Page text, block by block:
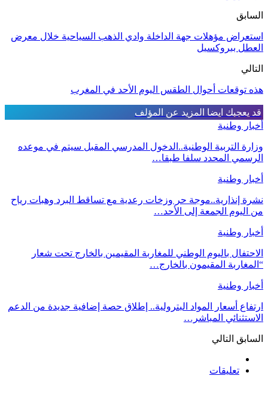
السابق
استعراض مؤهلات جهة الداخلة وادي الذهب السياحية خلال معرض
العطل ببروكسيل
التالي
هذه توقعات أحوال الطقس اليوم الأحد في المغرب
قد يعجبك ايضا المزيد عن المؤلف
أخبار وطنية
وزارة التربية الوطنية..الدخول المدرسي المقبل سیتم في موعده
الرسمي المحدد سلفا طبقا…
أخبار وطنية
نشرة إنذارية..موجة حر وزخات رعدية مع تساقط البرد وهبات رياح
من اليوم الجمعة إلى الأحد…
أخبار وطنية
الاحتفال باليوم الوطني للمغاربة المقيمين بالخارج تحت شعار
“المغاربة المقيمون بالخارج…
أخبار وطنية
ارتفاع أسعار المواد البترولية.. إطلاق حصة إضافية جديدة من الدعم
الاستثنائي المباشر…
السابق التالي
تعليقات